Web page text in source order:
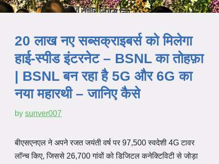
20 लाख नए सब्सक्राइबर्स को मिलेगा
हाई-स्पीड इंटरनेट – BSNL का तोहफ़ा
| BSNL बन रहा है 5G और 6G का
नया महारथी – जानिए कैसे
by sunver007
बीएसएनएल ने अपने रजत जयंती वर्ष पर 97,500 स्वदेशी 4G टावर
लॉन्च किए, जिससे 26,700 गांवों को डिजिटल कनेक्टिविटी से जोड़ा